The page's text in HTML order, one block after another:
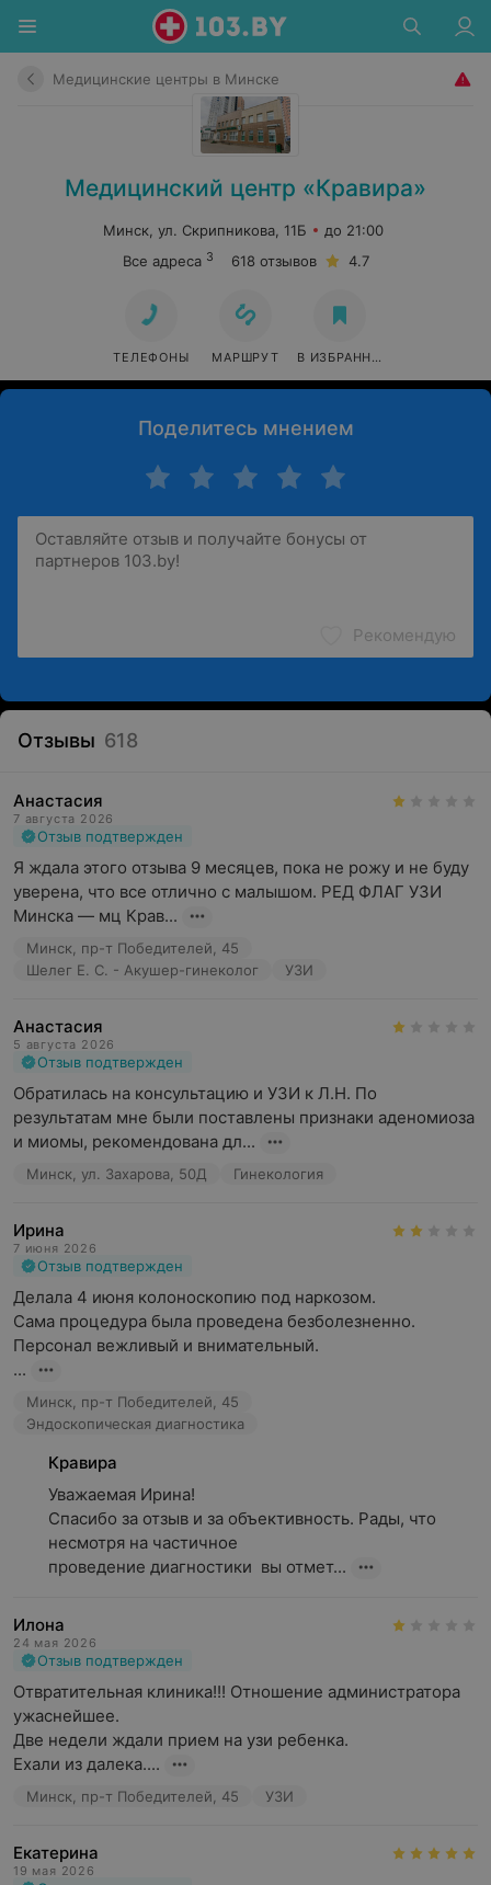
Медицинские центры в Минске
Медицинский центр «Кравира»
Минск, ул. Скрипникова, 11Б
до 21:00
Все адреса 3 618 отзывов 4.7
ТЕЛЕФОНЫ МАРШРУТ В ИЗБРАННОЕ
Поделитесь мнением
Рекомендую
Отзывы 618
Анастасия
7 августа 2026
Отзыв подтвержден
Я ждала этого отзыва 9 месяцев, пока не рожу и не буду
уверена, что все отлично с малышом. РЕД ФЛАГ УЗИ
Минска — мц Крав...
Минск, пр-т Победителей, 45
Шелег Е. С. - Акушер-гинеколог
УЗИ
Анастасия
5 августа 2026
Отзыв подтвержден
Обратилась на консультацию и УЗИ к Л.Н. По
результатам мне были поставлены признаки аденомиоза
и миомы, рекомендована дл...
Минск, ул. Захарова, 50Д Гинекология
Ирина
7 июня 2026
Отзыв подтвержден
Делала 4 июня колоноскопию под наркозом.
Сама процедура была проведена безболезненно.
Персонал вежливый и внимательный.
...
Минск, пр-т Победителей, 45
Эндоскопическая диагностика
Кравира
Уважаемая Ирина!
Спасибо за отзыв и за объективность. Рады, что
несмотря на частичное
проведение диагностики  вы отмет...
Илона
24 мая 2026
Отзыв подтвержден
Отвратительная клиника!!! Отношение администратора
ужаснейшее.
Две недели ждали прием на узи ребенка.
Ехали из далека....
Минск, пр-т Победителей, 45 УЗИ
Екатерина
19 мая 2026